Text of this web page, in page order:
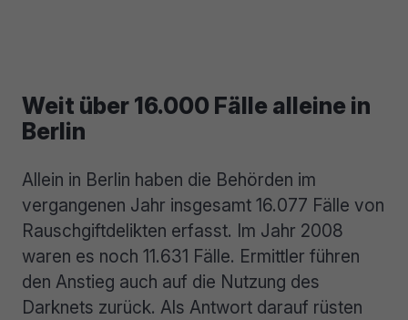
Weit über 16.000 Fälle alleine in
Berlin
Allein in Berlin haben die Behörden im
vergangenen Jahr insgesamt 16.077 Fälle von
Rauschgiftdelikten erfasst. Im Jahr 2008
waren es noch 11.631 Fälle. Ermittler führen
den Anstieg auch auf die Nutzung des
Darknets zurück. Als Antwort darauf rüsten